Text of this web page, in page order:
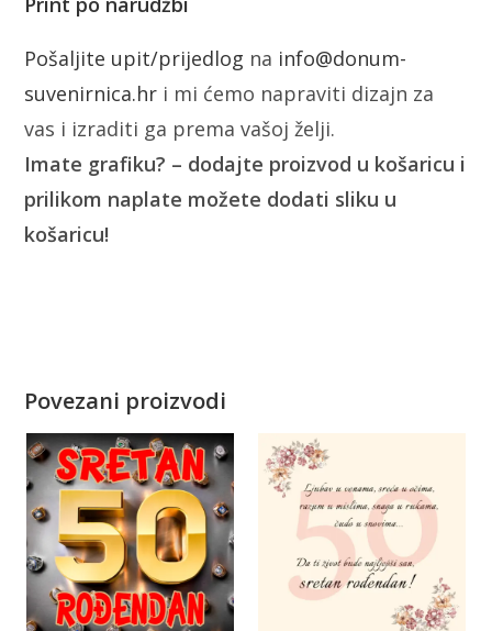
Pošaljite upit/prijedlog na info@donum-
suvenirnica.hr i mi ćemo napraviti dizajn za
vas i izraditi ga prema vašoj želji.
Imate grafiku? – dodajte proizvod u košaricu i
prilikom naplate možete dodati sliku u
košaricu!
Povezani proizvodi